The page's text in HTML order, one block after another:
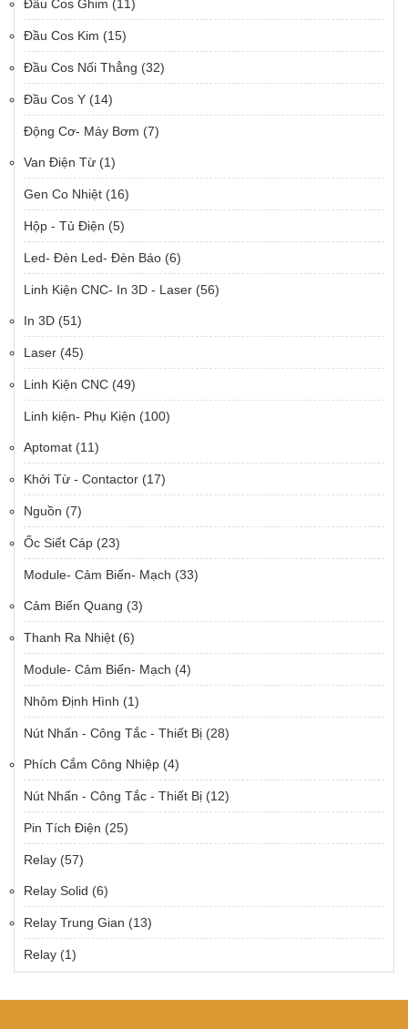
Đầu Cos Ghim (11)
Đầu Cos Kim (15)
Đầu Cos Nối Thẳng (32)
Đầu Cos Y (14)
Động Cơ- Máy Bơm (7)
Van Điện Từ (1)
Gen Co Nhiệt (16)
Hộp - Tủ Điện (5)
Led- Đèn Led- Đèn Báo (6)
Linh Kiện CNC- In 3D - Laser (56)
In 3D (51)
Laser (45)
Linh Kiện CNC (49)
Linh kiện- Phụ Kiện (100)
Aptomat (11)
Khởi Từ - Contactor (17)
Nguồn (7)
Ốc Siết Cáp (23)
Module- Cảm Biến- Mạch (33)
Cảm Biến Quang (3)
Thanh Ra Nhiệt (6)
Module- Cảm Biến- Mạch (4)
Nhôm Định Hình (1)
Nút Nhấn - Công Tắc - Thiết Bị (28)
Phích Cắm Công Nhiệp (4)
Nút Nhấn - Công Tắc - Thiết Bị (12)
Pin Tích Điện (25)
Relay (57)
Relay Solid (6)
Relay Trung Gian (13)
Relay (1)